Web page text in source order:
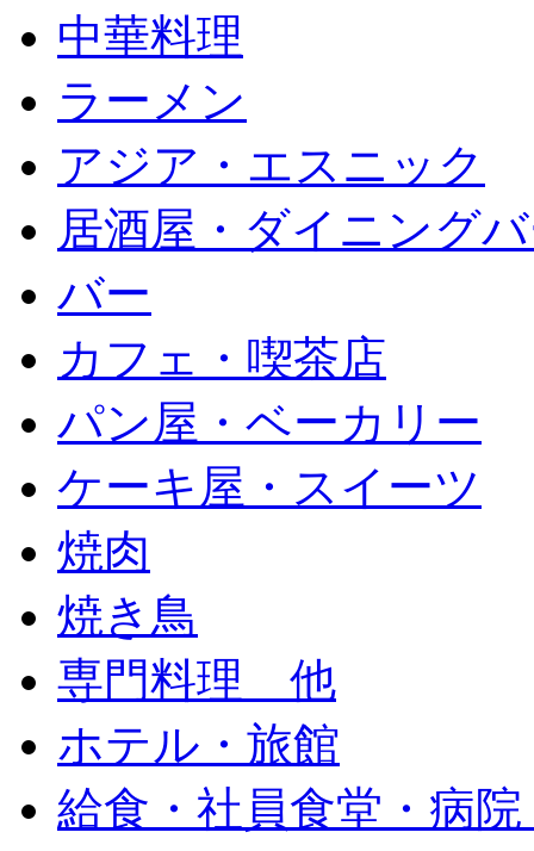
中華料理
ラーメン
アジア・エスニック
居酒屋・ダイニング
バー
カフェ・喫茶店
パン屋・ベーカリー
ケーキ屋・スイーツ
焼肉
焼き鳥
専門料理 他
ホテル・旅館
給食・社員食堂・病